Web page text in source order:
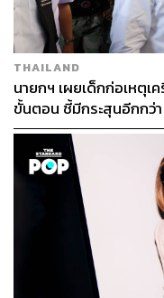
THAILAND
นายกฯ เผยเด็กก่อเหตุเ
ขั้นตอน ชี้มีกระสุนอีกกว่
สูญเสียเพิ่ม